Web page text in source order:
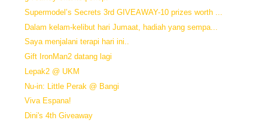
Supermodel’s Secrets 3rd GIVEAWAY-10 prizes worth ...
Dalam kelam-kelibut hari Jumaat, hadiah yang sempa...
Saya menjalani terapi hari ini..
Gift IronMan2 datang lagi
Lepak2 @ UKM
Nu-in: Little Perak @ Bangi
Viva Espana!
Dini's 4th Giveaway